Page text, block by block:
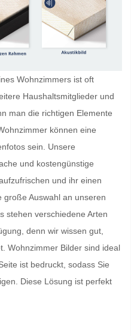
Wohnzimmers ist oft
Haushaltsmitglieder und
man die richtigen Elemente
können eine
sein. Unsere
und kostengünstige
und ihr einen
große Auswahl an unseren
stehen verschiedene Arten
denn wir wissen gut,
Wohnzimmer Bilder sind ideal
ist bedruckt, sodass Sie
Diese Lösung ist perfekt